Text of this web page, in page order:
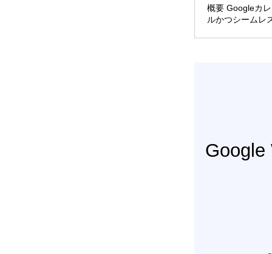
概要 Googleカ
ルかつシームレ
Google